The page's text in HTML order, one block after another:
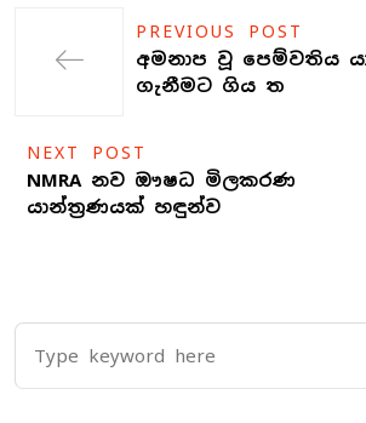
PREVIOUS POST
අමනාප වූ පෙම්වතිය
ගැනීමට ගිය ත
NEXT POST
NMRA නව ඖෂධ මිලකරණ
යාන්ත්‍රණයක් හඳුන්ව